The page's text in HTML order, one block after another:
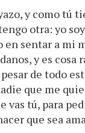
y como tú
otra: yo
en sentar a mi
y es cosa
de todo
que me
vas tú, para
que sea